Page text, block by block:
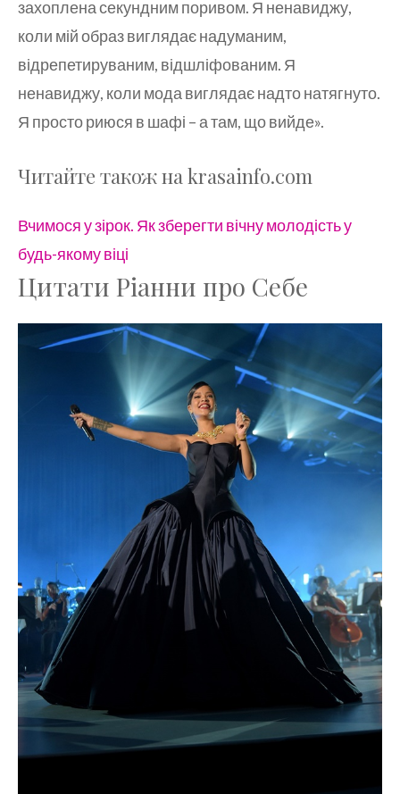
захоплена секундним поривом. Я ненавиджу,
коли мій образ виглядає надуманим,
відрепетируваним, відшліфованим. Я
ненавиджу, коли мода виглядає надто натягнуто.
Я просто риюся в шафі – а там, що вийде».
Читайте також на krasainfo.com
Вчимося у зірок. Як зберегти вічну молодість у
будь-якому віці
Цитати Ріанни про Себе